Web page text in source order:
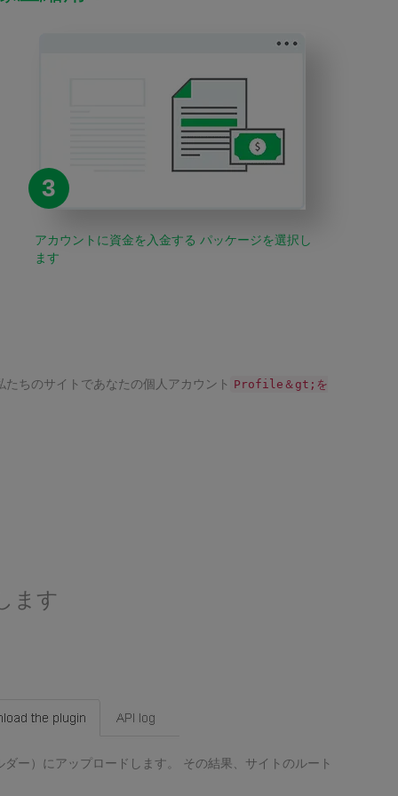
3
アカウントに資金を入金する パッケージを選択し
ます
ちのサイトであなたの個人アカウント Profile＆gt;を
ます
ー）にアップロードします。 その結果、サイトのルート